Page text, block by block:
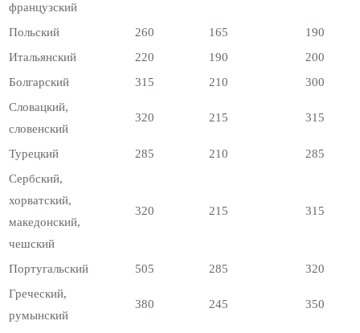
французский
Польский 260 165
190
Итальянский
220 190
200
Болгарский
315 210
300
Словацкий,
словенский
320 215 315
Турецкий 285 210
285
Сербский,
хорватский,
македонский,
чешский
320 215 315
Португальский 505 285
320
Греческий,
румынский
380 245 350